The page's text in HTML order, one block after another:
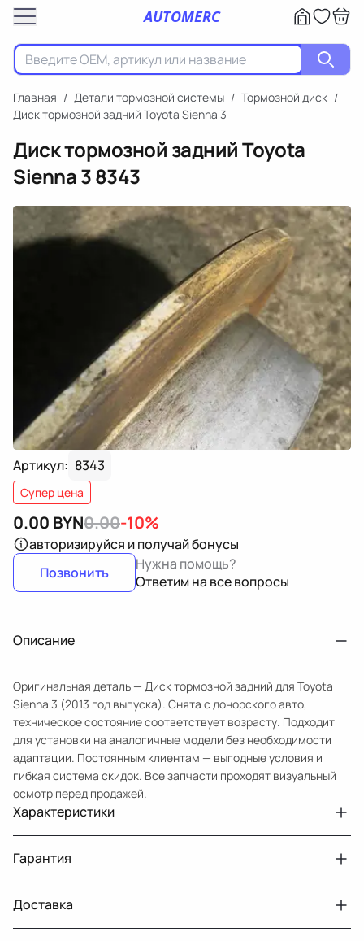
AUTOMERC
Главная / Детали тормозной системы / Тормозной диск /
Диск тормозной задний Toyota Sienna 3
Диск тормозной задний Toyota
Sienna 38343
Артикул: 8343
Супер цена
0.00 BYN0.00-10%
авторизируйся и получай бонусы
Позвонить
Нужна помощь?
Ответим на все вопросы
Описание
Оригинальная деталь — Диск тормозной задний для Toyota
Sienna 3 (2013 год выпуска). Снята с донорского авто,
техническое состояние соответствует возрасту. Подходит
для установки на аналогичные модели без необходимости
адаптации. Постоянным клиентам — выгодные условия и
гибкая система скидок. Все запчасти проходят визуальный
осмотр перед продажей.
Характеристики
Авто
Toyota Sienna 3 XL30
Год
2013
Гарантия
Двигатели с навесным или без навесного
оборудования
30 дней
Доставка